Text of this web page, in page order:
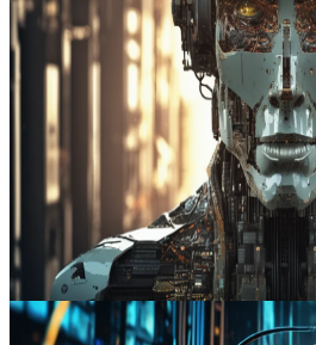
Os sinais simultâneos de perdas de
de infraestrutura e falhas de salvaguarda
correção profunda nas expectativas
gigantes tecnológicos. O impacto cruza
trabalho, exigindo nova disciplina em
investimento.
Reddit
inteligência artificial
mercados financeiros
privacidade digital
#emprego tecnológico
#infraestruturas
Ler artigo completo
2025-12-14